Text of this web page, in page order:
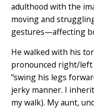
adulthood with the
moving and
gestures—affecting
He walked with his
pronounced right/left
“swing his legs
jerky manner. I
my walk). My aunt,